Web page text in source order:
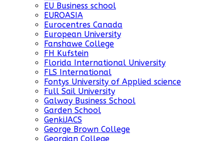
EU Business school
EUROASIA
Eurocentres Canada
European University
Fanshawe College
FH Kufstein
Florida International University
FLS International
Fontys University of Applied science
Full Sail University
Galway Business School
Garden School
GenkiJACS
George Brown College
Georgian College